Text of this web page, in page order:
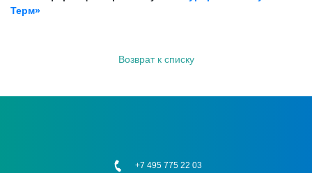
Терм»
Возврат к списку
+7 495 775 22 03